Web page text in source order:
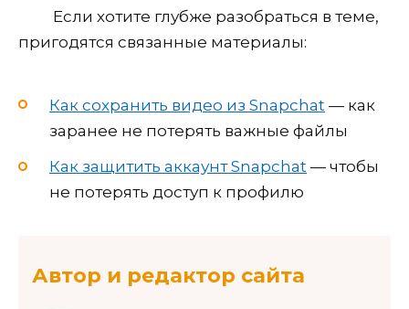
Если хотите глубже разобраться в теме,
пригодятся связанные материалы:
Как сохранить видео из Snapchat — как
заранее не потерять важные файлы
Как защитить аккаунт Snapchat — чтобы
не потерять доступ к профилю
Автор и редактор сайта